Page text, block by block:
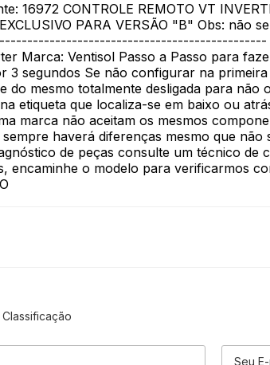
16972 CONTROLE REMOTO VT
PARA VERSÃO "B" Obs: não
Marca: Ventisol Passo a Passo para
3 segundos Se não configurar na
do mesmo totalmente desligada para
etiqueta que localiza-se em baixo ou
marca não aceitam os mesmos
haverá diferenças mesmo que
de peças consulte um técnico de
o modelo para verificarmos
Classificação